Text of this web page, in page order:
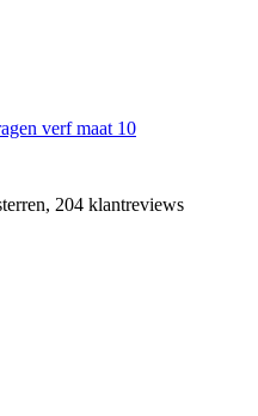
verf maat 10
204 klantreviews